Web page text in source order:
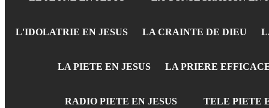
L'IDOLATRIE EN JESUS LA CRAINTE DE DIEU
LA PIETE EN JESUS LA PRIERE
RADIO PIETE EN JESUS TELE PIETE